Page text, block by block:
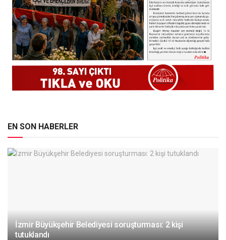
EN SON HABERLER
İzmir Büyükşehir Belediyesi soruşturması: 2 kişi
tutuklandı